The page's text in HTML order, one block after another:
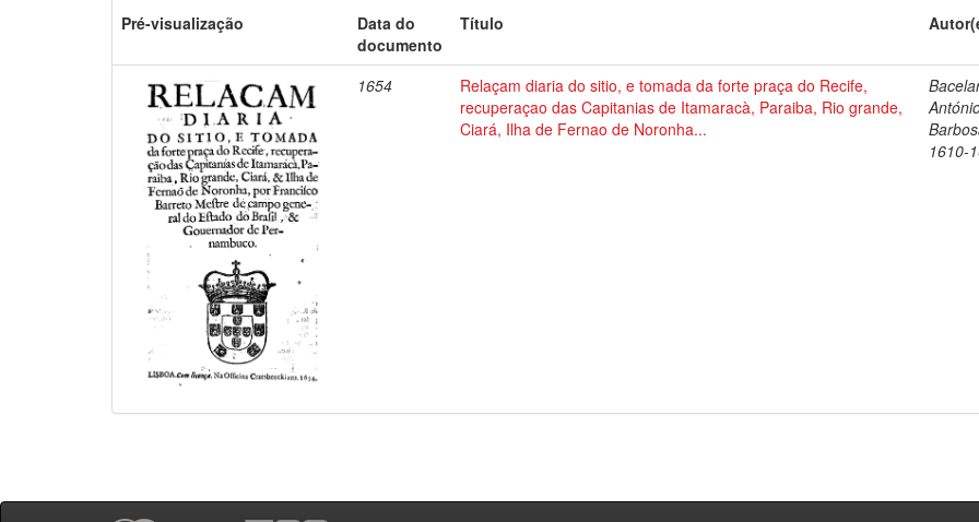
Pré-visualização
Data do
documento
Título
1654
Relaçam diaria do sitio, e tomada da forte praça do Recife,
recuperaçao das Capitanias de Itamaracà, Paraiba, Rio grande,
Ciará, Ilha de Fernao de Noronha...
1610-